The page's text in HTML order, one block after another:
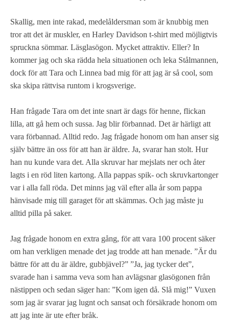
Skallig, men inte rakad, medelåldersman som är knubbig men
tror att det är muskler, en Harley Davidson t-shirt med möjligtvis
spruckna sömmar. Läsglasögon. Mycket attraktiv. Eller? In
kommer jag och ska rädda hela situationen och leka Stålmannen,
dock för att Tara och Linnea bad mig för att jag är så cool, som
ska skipa rättvisa runtom i krogsverige.
Han frågade Tara om det inte snart är dags för henne, flickan
lilla, att gå hem och sussa. Jag blir förbannad. Det är härligt att
vara förbannad. Alltid redo. Jag frågade honom om han anser sig
själv bättre än oss för att han är äldre. Ja, svarar han stolt. Hur
han nu kunde vara det. Alla skruvar har mejslats ner och åter
lagts i en röd liten kartong. Alla pappas spik- och skruvkartonger
var i alla fall röda. Det minns jag väl efter alla år som pappa
hänvisade mig till garaget för att skämmas. Och jag måste ju
alltid pilla på saker.
Jag frågade honom en extra gång, för att vara 100 procent säker
om han verkligen menade det jag trodde att han menade. ”Är du
bättre för att du är äldre, gubbjävel?” ”Ja, jag tycker det”,
svarade han i samma veva som han avlägsnar glasögonen från
nästippen och sedan säger han: ”Kom igen då. Slå mig!” Vuxen
som jag är svarar jag lugnt och sansat och försäkrade honom om
att jag inte är ute efter bråk.